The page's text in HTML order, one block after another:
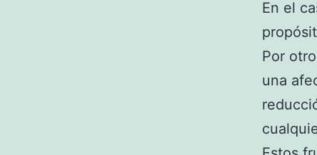
En el
Por
una